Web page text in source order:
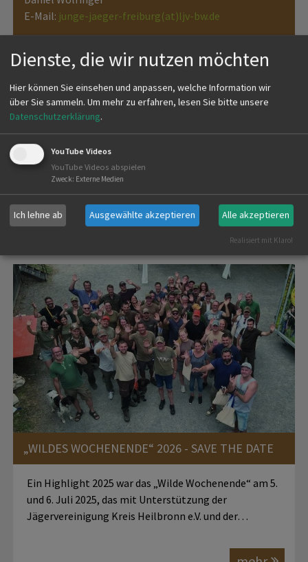
E-Mail: junge-jaeger-freiburg(at)ljv-bw.de
„WILDES WOCHENENDE“ 2026 - SAVE THE DATE
Ein Highlight 2025 war das „Wilde Wochenende“ am 5.
und 6. Juli 2025, das mit Unterstützung der
Jägervereinigung Kreis Heilbronn e.V. und der…
Dienste, die wir nutzen möchten
Hier können Sie einsehen und anpassen, welche Information wir
über Sie sammeln. Um mehr zu erfahren, lesen Sie bitte unsere
Datenschutzerklärung.
YouTube Videos
YouTube Videos abspielen
Zweck: Externe Medien
Ich lehne ab Ausgewählte akzeptieren Alle akzeptieren
Realisiert mit Klaro!